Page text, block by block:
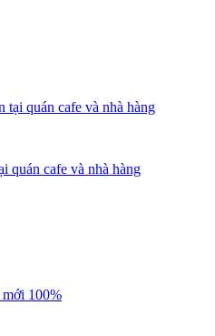
quán cafe và nhà hàng